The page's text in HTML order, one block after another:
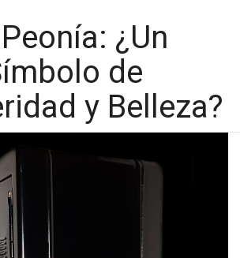
¿Un
de
y Belleza?